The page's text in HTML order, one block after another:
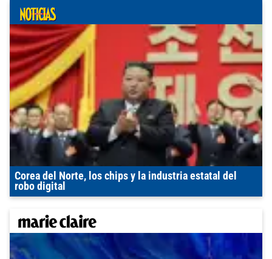
Corea del Norte, los chips y la industria estatal del
robo digital